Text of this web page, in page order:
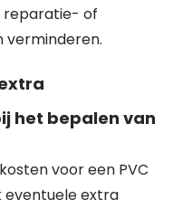
reparatie- of
verminderen.
het bepalen van
voor een PVC
eventuele extra